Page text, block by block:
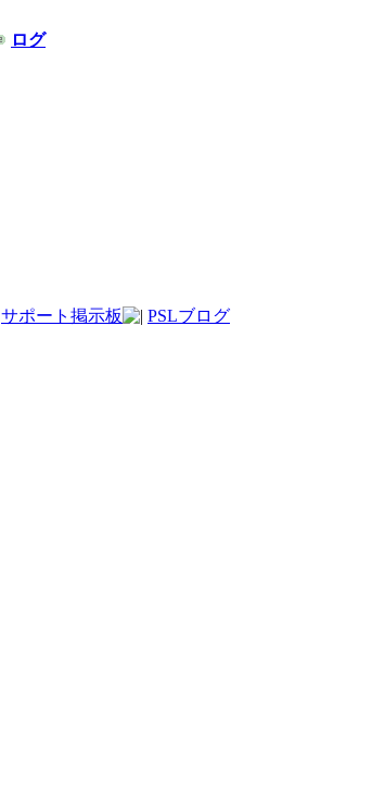
ログ
サポート掲示板 PSLブログ